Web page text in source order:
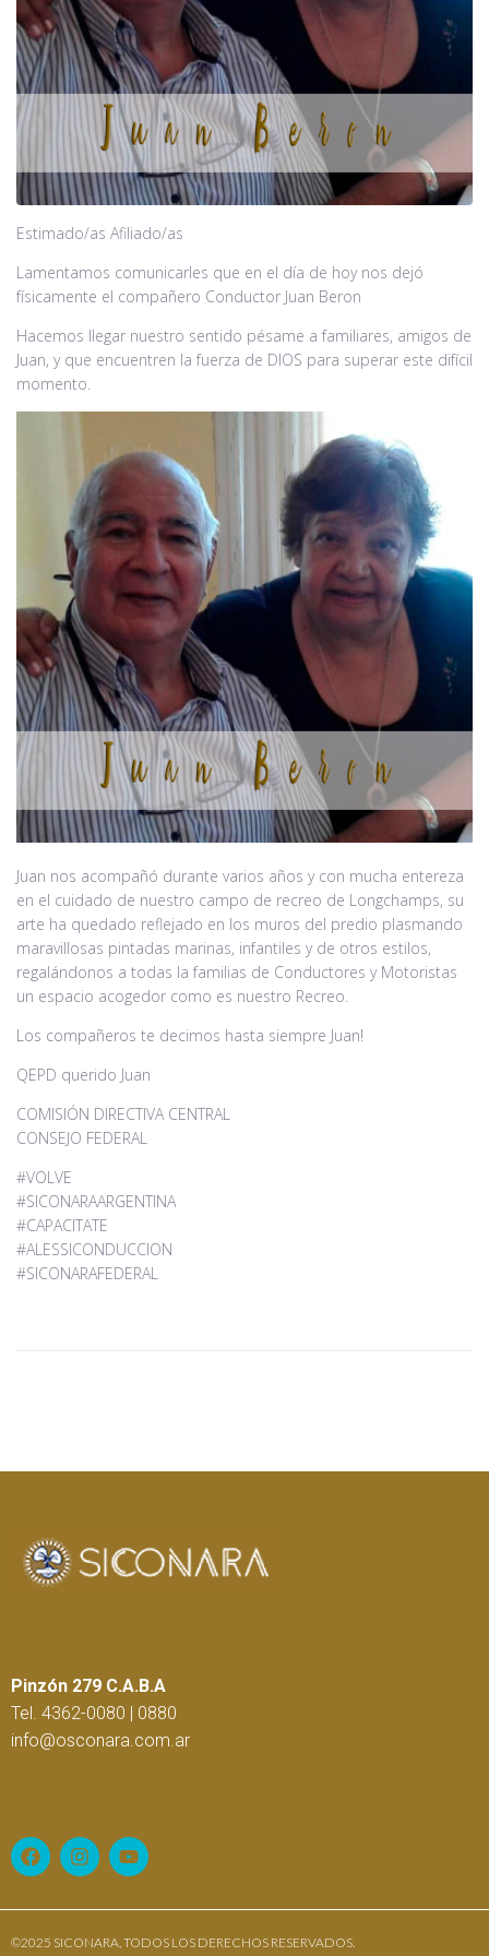
Contacto
Estimado/as Afiliado/as
Lamentamos comunicarles que en el día de hoy nos dejó
físicamente el compañero Conductor Juan Beron
Hacemos llegar nuestro sentido pésame a familiares, amigos de
Juan, y que encuentren la fuerza de DIOS para superar este difícil
momento.
Juan nos acompañó durante varios años y con mucha entereza
en el cuidado de nuestro campo de recreo de Longchamps, su
arte ha quedado reflejado en los muros del predio plasmando
maravillosas pintadas marinas, infantiles y de otros estilos,
regalándonos a todas la familias de Conductores y Motoristas
un espacio acogedor como es nuestro Recreo.
Los compañeros te decimos hasta siempre Juan!
QEPD querido Juan
COMISIÓN DIRECTIVA CENTRAL
CONSEJO FEDERAL
#VOLVE
#SICONARAARGENTINA
#CAPACITATE
#ALESSICONDUCCION
#SICONARAFEDERAL
Pinzón 279 C.A.B.A
Tel. 4362-0080 | 0880
info@osconara.com.ar
©2025 SICONARA, TODOS LOS DERECHOS RESERVADOS.